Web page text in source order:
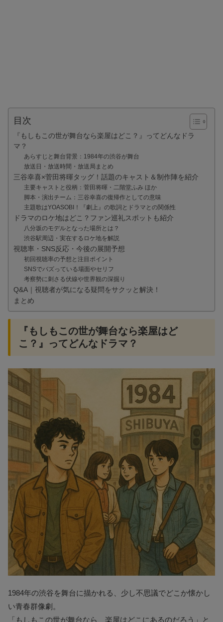
目次
『もしもこの世が舞台なら楽屋はどこ？』ってどんなドラ
マ？
あらすじと舞台背景：1984年の渋谷が舞台
放送日・放送時間・放送局まとめ
三谷幸喜×菅田将暉タッグ！話題のキャスト＆制作陣を紹介
主要キャストと役柄：菅田将暉・二階堂ふみ ほか
脚本・演出チーム：三谷幸喜の復帰作としての意味
主題歌はYOASOBI！『劇上』の歌詞とドラマとの関係性
ドラマのロケ地はどこ？ファン巡礼スポットも紹介
八分坂のモデルとなった場所とは？
渋谷駅周辺・実在するロケ地を解説
視聴率・SNS反応・今後の展開予想
初回視聴率の予想と注目ポイント
SNSでバズっている場面やセリフ
考察勢に刺さる伏線や世界観の深掘り
Q&A｜視聴者が気になる疑問をサクッと解決！
まとめ
『もしもこの世が舞台なら楽屋はど
こ？』ってどんなドラマ？
1984年の渋谷を舞台に描かれる、少し不思議でどこか懐かし
い青春群像劇。
「もしもこの世が舞台なら、楽屋はどこにあるのだろう」と